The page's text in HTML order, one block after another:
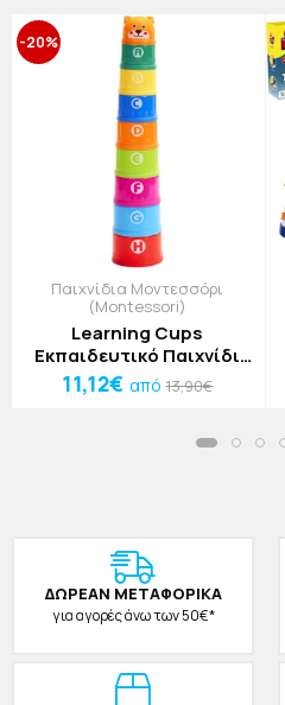
-20%
Παιχνίδια Μοντεσσόρι
(Montessori)
Learning Cups
Εκπαιδευτικό Παιχνίδι
Μοντεσσόρι
11,12€ από13,90€
ΔΩΡΕAΝ ΜΕΤΑΦΟΡΙΚΑ
για αγορές άνω των 50€*